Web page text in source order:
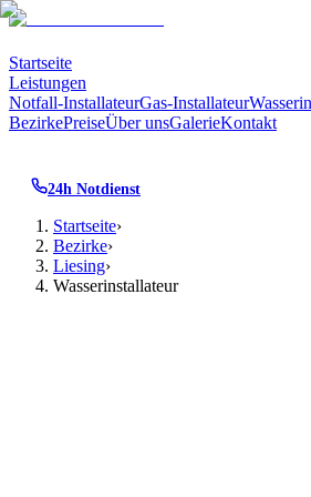
Startseite
Leistungen
Notfall-InstallateurGas-Installateur
BezirkePreiseÜber unsGalerieKontakt
24h Notdienst
Startseite›
Bezirke›
Liesing›
Wasserinstallateur